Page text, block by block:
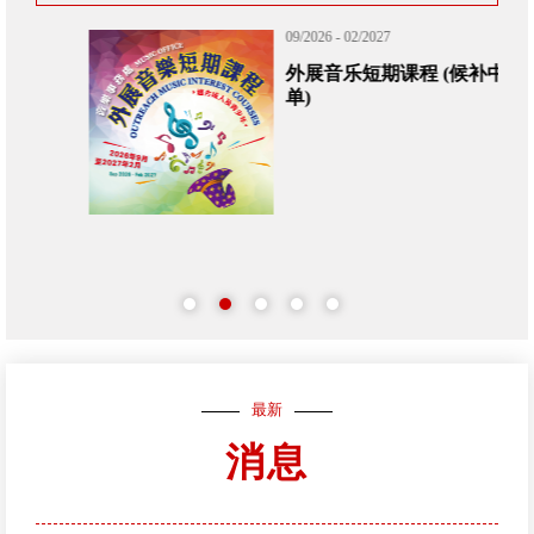
09/2026 - 02/2027
外展音乐短期课程 (候补中签名
单)
最新
消息